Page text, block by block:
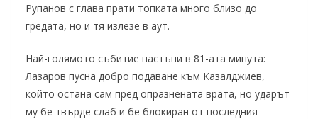
Рупанов с глава прати топката много близо до
гредата, но и тя излезе в аут.
Най-голямото събитие настъпи в 81-ата минута:
Лазаров пусна добро подаване към Казалджиев,
който остана сам пред опразнената врата, но ударът
му бе твърде слаб и бе блокиран от последния